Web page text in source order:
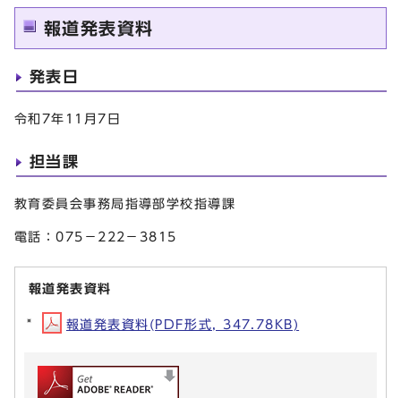
報道発表資料
発表日
令和7年11月7日
担当課
教育委員会事務局指導部学校指導課
電話：075−222−3815
報道発表資料
報道発表資料(PDF形式, 347.78KB)